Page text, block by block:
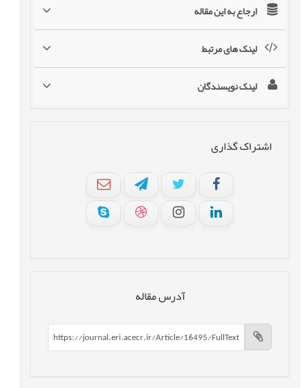
ارجاع به این مقاله
لینک های مرتبط
لینک نویسندگان
اشتراک گذاری
آدرس مقاله